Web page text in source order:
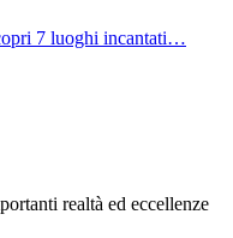
7 luoghi incantati…
realtà ed eccellenze